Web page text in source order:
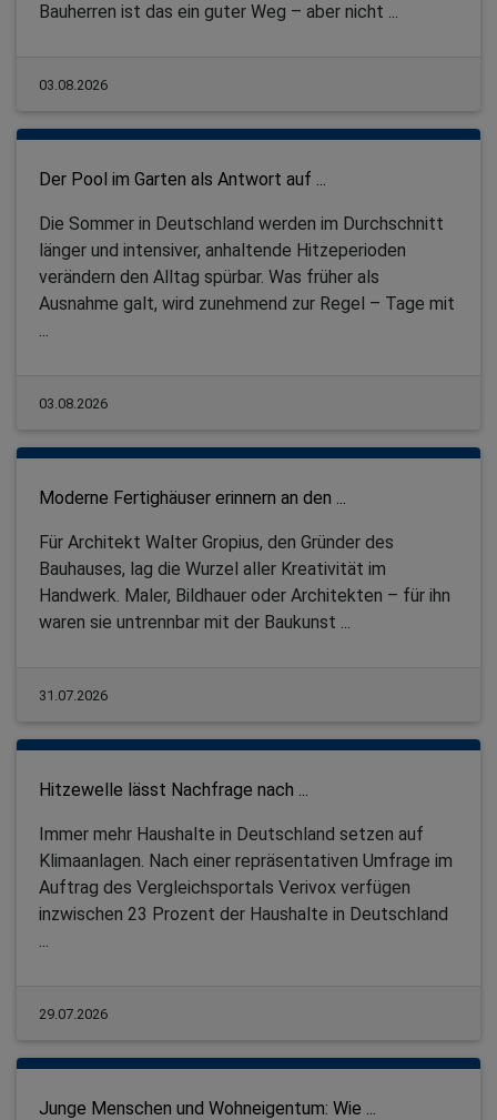
Bauherren ist das ein guter Weg – aber nicht ...
03.08.2026
Der Pool im Garten als Antwort auf ...
Die Sommer in Deutschland werden im Durchschnitt
länger und intensiver, anhaltende Hitzeperioden
verändern den Alltag spürbar. Was früher als
Ausnahme galt, wird zunehmend zur Regel – Tage mit
03.08.2026
Moderne Fertighäuser erinnern an den ...
Für Architekt Walter Gropius, den Gründer des
Bauhauses, lag die Wurzel aller Kreativität im
Handwerk. Maler, Bildhauer oder Architekten – für ihn
waren sie untrennbar mit der Baukunst ...
31.07.2026
Hitzewelle lässt Nachfrage nach ...
Immer mehr Haushalte in Deutschland setzen auf
Klimaanlagen. Nach einer repräsentativen Umfrage im
Auftrag des Vergleichsportals Verivox verfügen
inzwischen 23 Prozent der Haushalte in Deutschland
29.07.2026
Junge Menschen und Wohneigentum: Wie ...